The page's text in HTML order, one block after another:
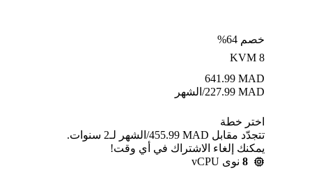
خصم 64%
KVM 8
MAD
641.99
MAD
227.99/الشهر
اختر خطة
تتجدّد مقابل MAD ⁦455.99⁩/الشهر لـ2 سنوات.
يمكنك إلغاء الاشتراك في أي وقت!
8 نوى vCPU